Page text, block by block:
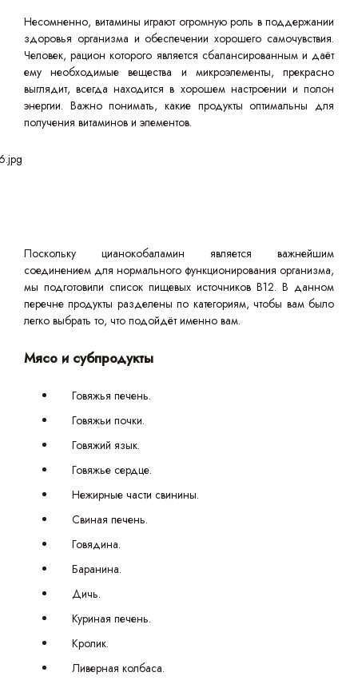
Несомненно, витамины играют огромную роль в поддержании
здоровья организма и обеспечении хорошего самочувствия.
Человек, рацион которого является сбалансированным и даёт
ему необходимые вещества и микроэлементы, прекрасно
выглядит, всегда находится в хорошем настроении и полон
энергии. Важно понимать, какие продукты оптимальны для
получения витаминов и элементов.
Поскольку цианокобаламин является важнейшим
соединением для нормального функционирования организма,
мы подготовили список пищевых источников B12. В данном
перечне продукты разделены по категориям, чтобы вам было
легко выбрать то, что подойдёт именно вам.
Мясо и субпродукты
Говяжья печень.
Говяжьи почки.
Говяжий язык.
Говяжье сердце.
Нежирные части свинины.
Свиная печень.
Говядина.
Баранина.
Дичь.
Куриная печень.
Кролик.
Ливерная колбаса.